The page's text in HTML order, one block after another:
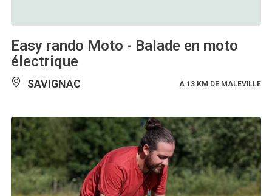
Easy rando Moto - Balade en moto
électrique
SAVIGNAC À 13 KM DE MALEVILLE